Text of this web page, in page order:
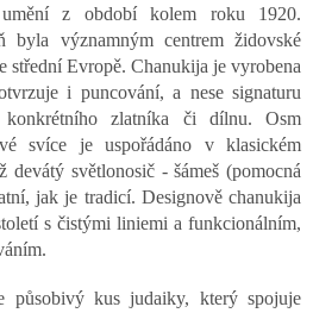
umění z období kolem roku 1920.
významným centrem židovské
střední Evropě. Chanukija je vyrobena
i puncování, a nese signaturu
zlatníka či dílnu. Osm
svíce je uspořádáno v klasickém
devátý světlonosič - šámeš (pomocná
jak je tradicí. Designově chanukija
s čistými liniemi a funkcionálním,
působivý kus judaiky, který spojuje